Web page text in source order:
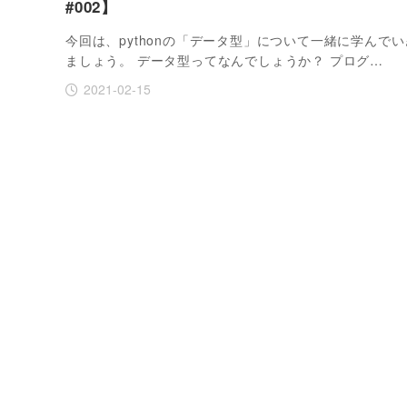
#002】
今回は、pythonの「データ型」について一緒に学んで
ましょう。 データ型ってなんでしょうか？ プログ…
2021-02-15